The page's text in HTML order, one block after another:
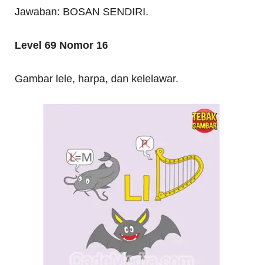
Jawaban: BOSAN SENDIRI.
Level 69 Nomor 16
Gambar lele, harpa, dan kelelawar.